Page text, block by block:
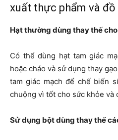
xuất thực phẩm và đồ
Hạt thường dùng thay thế
Có thể dùng hạt tam giác
hoặc cháo và sử dụng thay
tam giác mạch để chế biến
chuộng vì tốt cho sức khỏe và
Sử dụng bột dùng thay thế